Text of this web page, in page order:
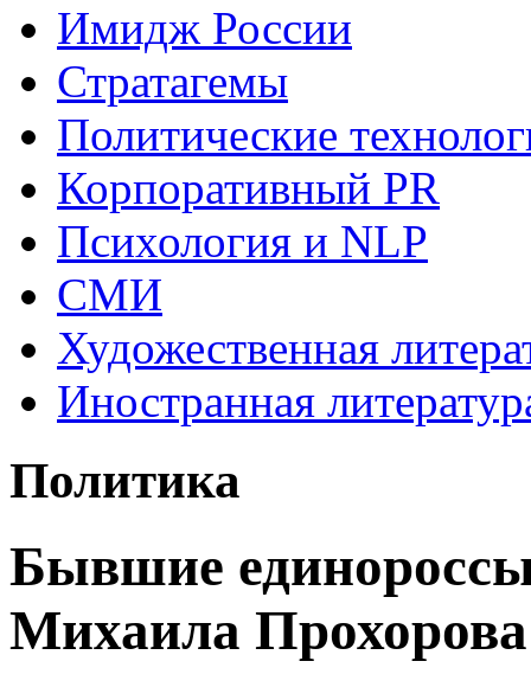
Имидж России
Стратагемы
Политические
Корпоративный PR
Психология и NLP
СМИ
Художественная
Иностранная
Политика
Бывшие
Михаила Прохорова